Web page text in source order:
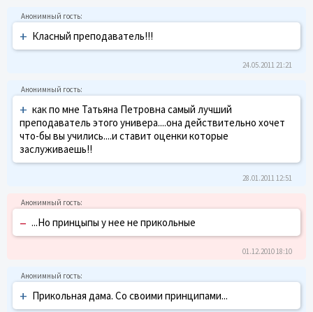
+ Класный преподаватель!!!
24.05.2011 21:21
+ как по мне Татьяна Петровна самый лучший
преподаватель этого универа....она действительно хочет
что-бы вы учились....и ставит оценки которые
заслуживаешь!!
28.01.2011 12:51
– ...Но принцыпы у нее не прикольные
01.12.2010 18:10
+ Прикольная дама. Со своими принципами...